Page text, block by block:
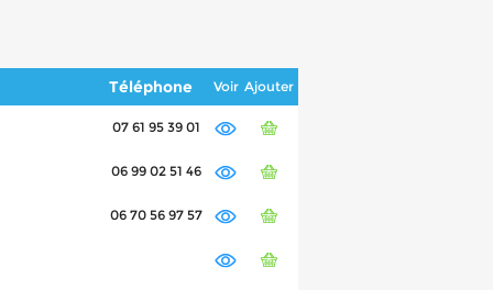
Téléphone Voir Ajouter
07 61 95 39 01
06 99 02 51 46
06 70 56 97 57